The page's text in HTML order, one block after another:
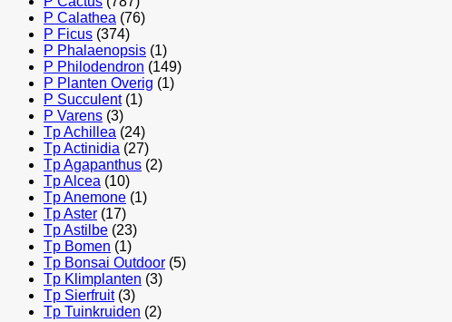
P Calathea (76)
P Ficus (374)
P Phalaenopsis (1)
P Philodendron (149)
P Planten Overig (1)
P Succulent (1)
P Varens (3)
Tp Achillea (24)
Tp Actinidia (27)
Tp Agapanthus (2)
Tp Alcea (10)
Tp Anemone (1)
Tp Aster (17)
Tp Astilbe (23)
Tp Bomen (1)
Tp Bonsai Outdoor (5)
Tp Klimplanten (3)
Tp Sierfruit (3)
Tp Tuinkruiden (2)